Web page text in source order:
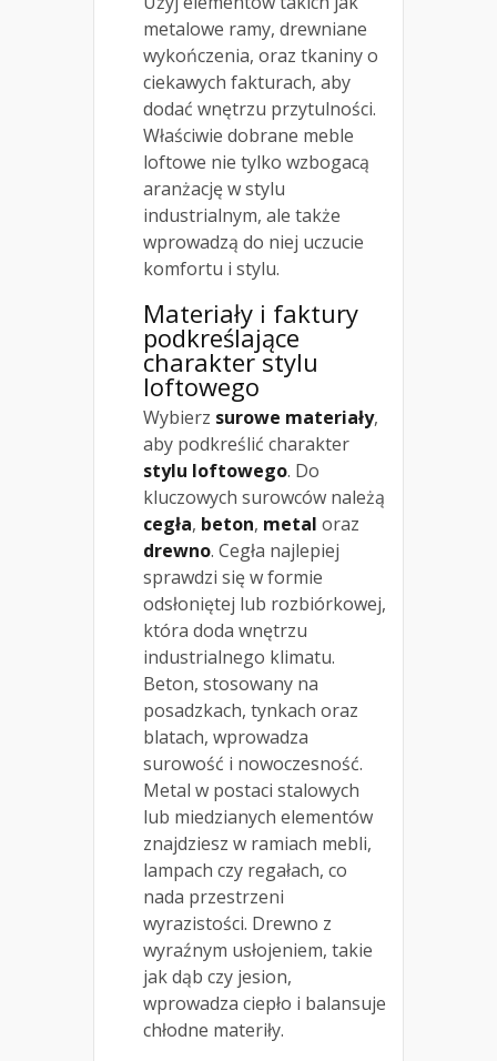
metalowe ramy, drewniane
wykończenia, oraz tkaniny o
ciekawych fakturach, aby
dodać wnętrzu przytulności.
Właściwie dobrane meble
loftowe nie tylko wzbogacą
aranżację w stylu
industrialnym, ale także
wprowadzą do niej uczucie
komfortu i stylu.
Materiały i faktury
podkreślające
charakter stylu
loftowego
Wybierz surowe materiały,
aby podkreślić charakter
stylu loftowego. Do
kluczowych surowców należą
cegła, beton, metal oraz
drewno. Cegła najlepiej
sprawdzi się w formie
odsłoniętej lub rozbiórkowej,
która doda wnętrzu
industrialnego klimatu.
Beton, stosowany na
posadzkach, tynkach oraz
blatach, wprowadza
surowość i nowoczesność.
Metal w postaci stalowych
lub miedzianych elementów
znajdziesz w ramiach mebli,
lampach czy regałach, co
nada przestrzeni
wyrazistości. Drewno z
wyraźnym usłojeniem, takie
jak dąb czy jesion,
wprowadza ciepło i balansuje
chłodne materiły.